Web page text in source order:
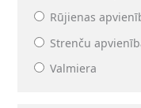
Rūjienas
Strenču
Valmiera